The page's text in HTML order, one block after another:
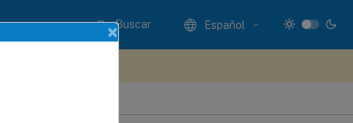
Buscar Español
×